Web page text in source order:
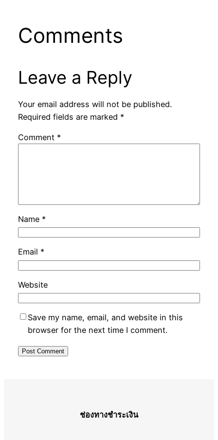
Comments
Leave a Reply
Your email address will not be published.
Required fields are marked *
Comment *
Name *
Email *
Website
Save my name, email, and website in this
browser for the next time I comment.
ช่องทางชำระเงิน